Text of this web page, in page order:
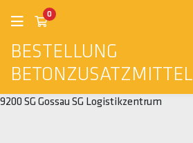
BESTELLUNG
BETONZUSATZMITTEL
0
9200 SG Gossau SG Logistikzentrum